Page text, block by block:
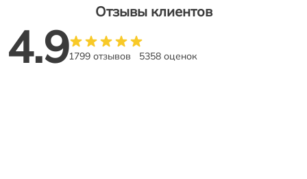
Отзывы клиентов
4.91799 отзывов 5358 оценок